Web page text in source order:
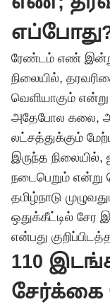
ரேண்டம் எண்
நிலையில்,
வெளியாகும்
அதேபோல கலை,
லட்சத்துக்கும்
இருந்த
நடைபெறும் என்று
தமிழ்நாடு
ஒதுக்கீட்டில் சேர
என்பது
110